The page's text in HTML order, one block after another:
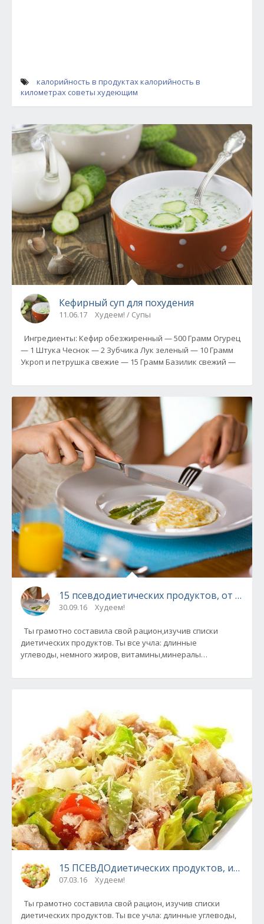
калорийность в продуктахкалорийность в
километрах советы худеющим
Кефирный суп для похудения
11.06.17 Худеем! / Супы
Ингредиенты: Кефир обезжиренный — 500 Грамм Огурец
— 1 Штука Чеснок — 2 Зубчика Лук зеленый — 10 Грамм
Укроп и петрушка свежие — 15 Грамм Базилик свежий —
15 псевдодиетических продуктов, от
30.09.16 Худеем!
Ты грамотно составила свой рацион,изучив списки
диетических продуктов. Ты все учла: длинные
углеводы, немного жиров, витамины,минералы…
15 ПСЕВДОдиетических продуктов, из-за
07.03.16 Худеем!
Ты грамотно составила свой рацион, изучив списки
диетических продуктов. Ты все учла: длинные углеводы,